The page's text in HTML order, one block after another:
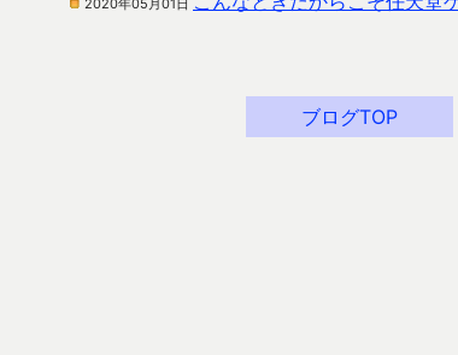
2020年05月01日
ブログTOP